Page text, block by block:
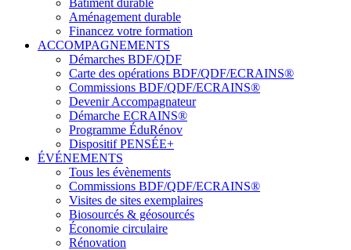
Aménagement durable
Financez votre formation
ACCOMPAGNEMENTS
Démarches BDF/QDF
Carte des opérations BDF/QDF/ECRAINS®
Commissions BDF/QDF/ECRAINS®
Devenir Accompagnateur
Démarche ECRAINS®
Programme ÉduRénov
Dispositif PENSÉE+
ÉVÉNEMENTS
Tous les évènements
Commissions BDF/QDF/ECRAINS®
Visites de sites exemplaires
Biosourcés & géosourcés
Économie circulaire
Rénovation